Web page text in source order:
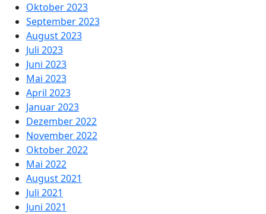
Oktober 2023
September 2023
August 2023
Juli 2023
Juni 2023
Mai 2023
April 2023
Januar 2023
Dezember 2022
November 2022
Oktober 2022
Mai 2022
August 2021
Juli 2021
Juni 2021